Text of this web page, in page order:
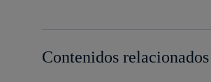
Contenidos relacionados